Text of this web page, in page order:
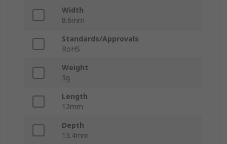
Width
8.6mm
Standards/Approvals
RoHS
Weight
3g
Length
12mm
Depth
13.4mm